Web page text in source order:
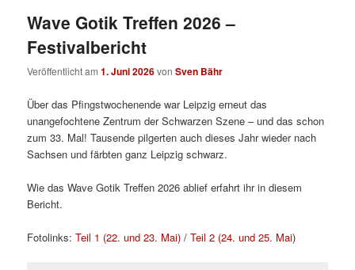
Wave Gotik Treffen 2026 –
Festivalbericht
Veröffentlicht am1. Juni 2026vonSven Bähr
Über das Pfingstwochenende war Leipzig erneut das
unangefochtene Zentrum der Schwarzen Szene – und das schon
zum 33. Mal! Tausende pilgerten auch dieses Jahr wieder nach
Sachsen und färbten ganz Leipzig schwarz.
Wie das Wave Gotik Treffen 2026 ablief erfahrt ihr in diesem
Bericht.
Fotolinks:Teil 1 (22. und 23. Mai) /Teil 2 (24. und 25. Mai)